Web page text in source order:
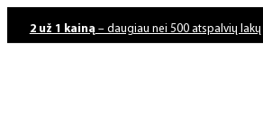
2 už 1 kainą – daugiau nei 500 atspalvių lakų